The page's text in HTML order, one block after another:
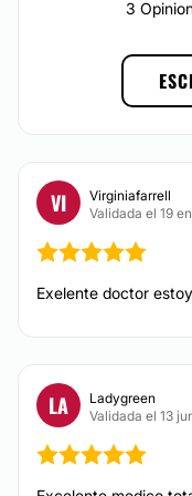
Braquioplastia
MEDICINA
Aumento de
Ácido
Eliminación de
3
VI
Virginiafarrell
Validada el 19
Exelente doctor
LA
Ladygreen
Validada el 13